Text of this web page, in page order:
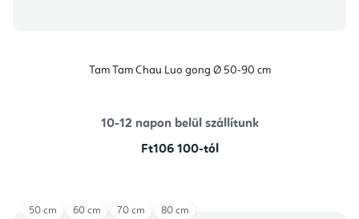
Tam Tam Chau Luo gong Ø 50-90 cm
10-12 napon belül szállítunk
Ft106 100-tól
50 cm 60 cm 70 cm 80 cm